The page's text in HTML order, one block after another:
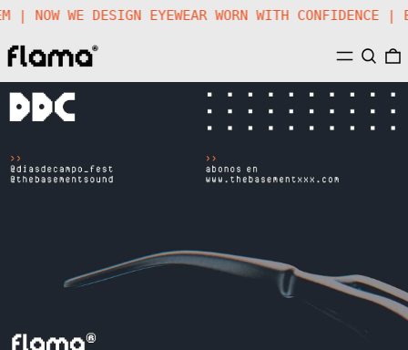
| NOW WE DESIGN EYEWEAR WORN WITH
MENUSEARCH